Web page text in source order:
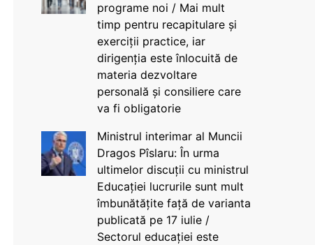
programe noi / Mai mult
timp pentru recapitulare și
exerciții practice, iar
dirigenția este înlocuită de
materia dezvoltare
personală și consiliere care
va fi obligatorie
Ministrul interimar al Muncii
Dragos Pîslaru: În urma
ultimelor discuții cu ministrul
Educației lucrurile sunt mult
îmbunătățite față de varianta
publicată pe 17 iulie /
Sectorul educației este